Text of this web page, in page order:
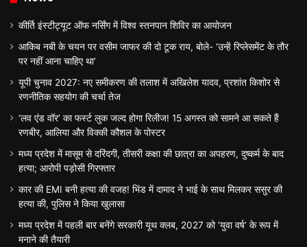
कीर्ति इंस्टीट्यूट ऑफ नर्सिंग में विश्व स्तनपान शिविर का आयोजन
आकिब नबी के चयन पर वसीम जाफर की दो टूक राय, बोले- ‘उन्हें रिप्लेसमेंट के तौर
पर नहीं आना चाहिए था’
यूपी चुनाव 2027: नए समीकरण की तलाश में अखिलेश यादव, प्रशांत किशोर से
रणनीतिक सहयोग की चर्चा तेज
‘लव एंड वॉर’ का फर्स्ट लुक जल्द होगा रिलीज! 15 अगस्त को सामने आ सकते हैं
रणबीर, आलिया और विक्की कौशल के पोस्टर
मध्य प्रदेश में मासूम से दरिंदगी, तीसरी कक्षा की छात्रा का अपहरण, दुष्कर्म के बाद
हत्या; आरोपी पड़ोसी गिरफ्तार
कार की EMI बनी हत्या की वजह! भिंड में दामाद ने भाई के साथ मिलकर ससुर की
हत्या की, पुलिस ने किया खुलासा
मध्य प्रदेश में पहली बार बनेंगे सरकारी यूथ क्लब, 2027 को ‘युवा वर्ष’ के रूप में
मनाने की तैयारी